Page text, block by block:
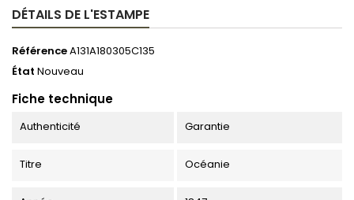
DÉTAILS DE L'ESTAMPE
RéférenceA131A180305C135
État Nouveau
Fiche technique
Authenticité Garantie
Titre Océanie